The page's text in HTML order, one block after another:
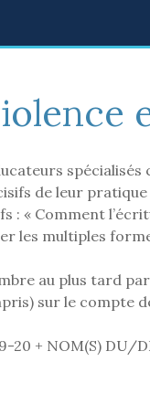
spécialisés
de leur
: « Comment
les multiples
au plus tard
sur le compte
+ NOM(S) DU/